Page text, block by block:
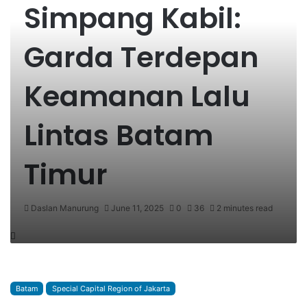
Simpang Kabil:
Garda Terdepan
Keamanan Lalu
Lintas Batam
Timur
Daslan Manurung June 11, 2025 0 36 2 minutes read
Batam Special Capital Region of Jakarta